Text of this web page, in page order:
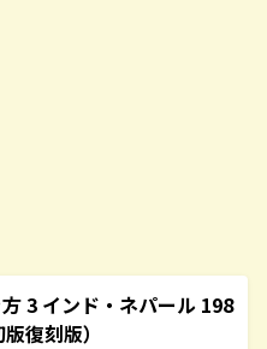
3 インド・ネパール 198
復刻版）